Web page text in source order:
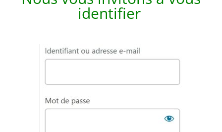
identifier